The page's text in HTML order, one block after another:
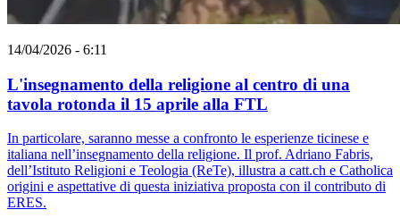
14/04/2026 - 6:11
L'insegnamento della religione al centro di una
tavola rotonda il 15 aprile alla FTL
In particolare, saranno messe a confronto le esperienze ticinese e
italiana nell’insegnamento della religione. Il prof. Adriano Fabris,
dell’Istituto Religioni e Teologia (ReTe), illustra a catt.ch e Catholica
origini e aspettative di questa iniziativa proposta con il contributo di
ERES.